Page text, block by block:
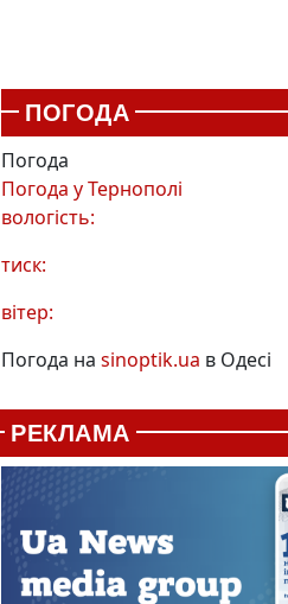
ПОГОДА
Погода
Погода уТернополі
вологість:
тиск:
вітер:
Погода на sinoptik.ua в Одесі
РЕКЛАМА